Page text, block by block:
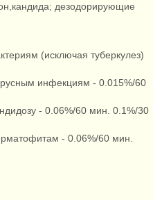
дезодорирующие
(исключая туберкулез)
инфекциям - 0.015%/60
- 0.06%/60 мин. 0.1%/30
- 0.06%/60 мин.